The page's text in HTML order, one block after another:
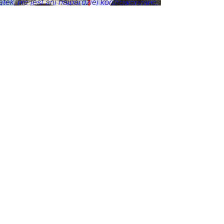
nie jest ani najbardziej kontrowersyjne,